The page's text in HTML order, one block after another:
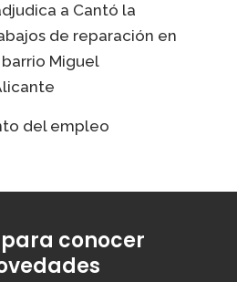
a Cantó la
de reparación en
Miguel
del empleo
conocer